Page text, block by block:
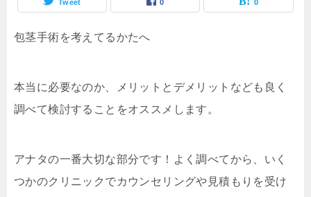
Tweet 0 0
包茎手術を考えてるかたへ
本当に必要なのか、メリットとデメリットなども良く
調べて検討することをオススメします。
アナタの一番大切な部分です！よく調べてから、いく
つかのクリニックでカウンセリングや見積もりを受け